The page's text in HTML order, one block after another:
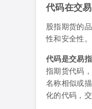
代码在交
股指期货的
性和安全性。
代码是交易
指期货代码
名称相似或
化的代码，